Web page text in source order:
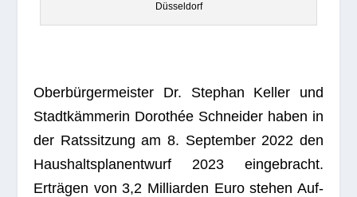
Düsseldorf
Ober­bür­ger­meis­ter Dr. Ste­phan Kel­ler und
Stadt­käm­me­rin Doro­thée Schnei­der haben in
der Rats­sit­zung am 8. Sep­tem­ber 2022 den
Haus­halts­plan­ent­wurf 2023 ein­ge­bracht.
Erträ­gen von 3,2 Mil­li­ar­den Euro ste­hen Auf­